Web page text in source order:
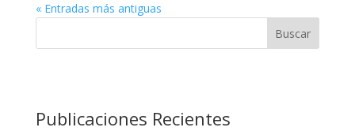
« Entradas más antiguas
Buscar
Publicaciones Recientes